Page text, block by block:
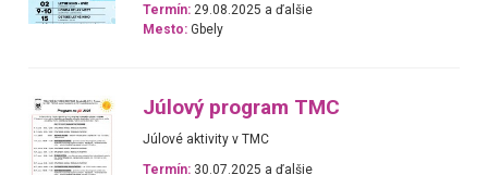
Termín: 29.08.2025 a ďalšie
Mesto: Gbely
Júlový program TMC
Júlové aktivity v TMC
Termín: 30.07.2025 a ďalšie